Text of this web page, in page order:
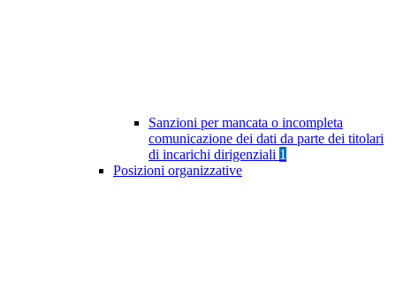
Sanzioni per mancata o incompleta
comunicazione dei dati da parte dei titolari
di incarichi dirigenziali 1
Posizioni organizzative